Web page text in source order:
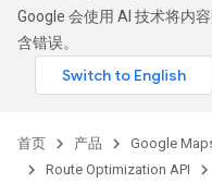
Google 会使用 AI 技术将内
含错误。
首页 产品 Google
Route Optimization API